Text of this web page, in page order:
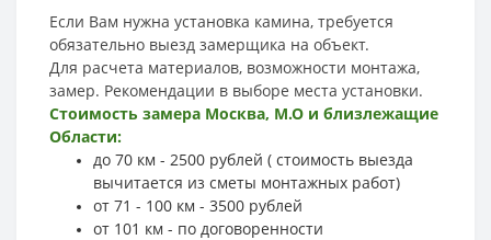
Если Вам нужна установка камина, требуется
обязательно выезд замерщика на объект.
Для расчета материалов, возможности монтажа,
замер. Рекомендации в выборе места установки.
Стоимость замера Москва, М.О и близлежащие
Области:
до 70 км - 2500 рублей ( стоимость выезда
вычитается из сметы монтажных работ)
от 71 - 100 км - 3500 рублей
от 101 км - по договоренности